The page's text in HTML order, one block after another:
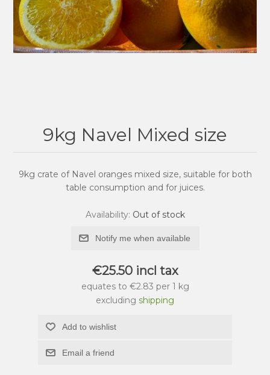
9kg Navel Mixed size
9kg crate of Navel oranges mixed size, suitable for both
table consumption and for juices.
Availability: Out of stock
Notify me when available
€25.50 incl tax
equates to €2.83 per 1 kg
excluding shipping
Add to wishlist
Email a friend